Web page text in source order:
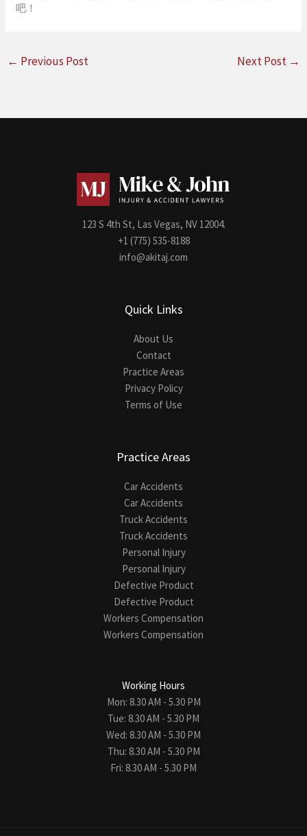
吧！
← Previous Post Next Post →
123 S 4th St, Las Vegas, NV 12004.
+1 (775) 535-8188
info@akitaj.com
Quick Links
About Us
Contact
Practice Areas
Privacy Policy
Terms of Use
Practice Areas
Car Accidents
Car Accidents
Truck Accidents
Truck Accidents
Personal Injury
Personal Injury
Defective Product
Defective Product
Workers Compensation
Workers Compensation
Working Hours
Mon: 8.30 AM - 5.30 PM
Tue: 8.30 AM - 5.30 PM
Wed: 8.30 AM - 5.30 PM
Thu: 8.30 AM - 5.30 PM
Fri: 8.30 AM - 5.30 PM